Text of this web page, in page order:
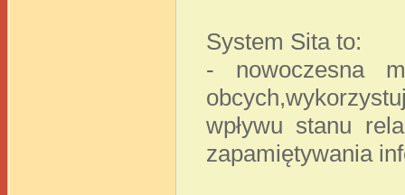
System Sita to:
- nowoczesna
wpływu stanu
zapamiętywania